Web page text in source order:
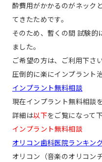
酔費用がかかるのがネック
てきたためです。
そのため、暫くの間 試験的
ました。
ご希望の方は、ご利用下さい
圧倒的に楽にインプラント
インプラント無料相談
現在インプラント無料相談
詳細は以下をご覧になって下
インプラント無料相談
オリコン歯科医院ランキン
オリコン（音楽のオリコン